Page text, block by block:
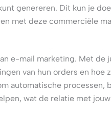
genereren. Dit kun je
met deze commerciële
e-mail marketing. Met de
van hun orders en hoe
automatische
wat de relatie met